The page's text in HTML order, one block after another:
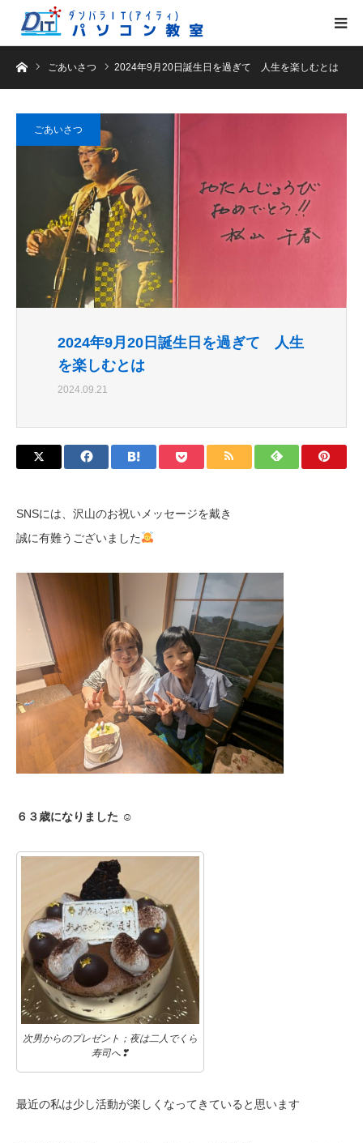
ホームごあいさつ 2024年9月20日誕生日を過ぎて 人生を楽しむとは
ごあいさつ
2024年9月20日誕生日を過ぎて 人生
を楽しむとは
2024.09.21
SNSには、沢山のお祝いメッセージを戴き
誠に有難うございました
６３歳になりました ☺
次男からのプレゼント；夜は二人でくら
寿司へ❣
最近の私は少し活動が楽しくなってきていると思います